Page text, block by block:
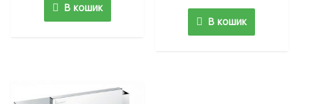
В кошик
5
В кошик